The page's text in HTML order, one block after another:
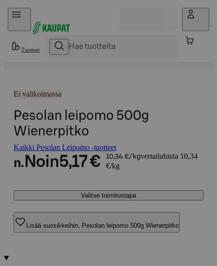
Hyppää sisältöön
Tuotteet
Ei valikoimassa
Pesolan leipomo 500g
Wienerpitko
Kaikki Pesolan Leipomo -tuotteet
n. Noin5,17 € 10,34 €/kgvertailuhinta 10,34
€/kg
Valitse toimitustapa
Lisää suosikkeihin, Pesolan leipomo 500g Wienerpitko